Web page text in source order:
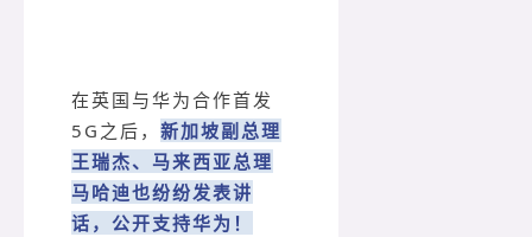
在英国与华为合作首发
5G之后， 新加坡副总理
王瑞杰、马来西亚总理
马哈迪也纷纷发表讲
话，公开支持华为！